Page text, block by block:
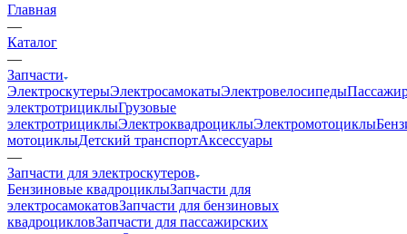
Главная
—
Каталог
—
Запчасти
ЭлектроскутерыЭлектросамокатыЭлектровелосипеды
электротрициклыГрузовые
электротрициклыЭлектроквадроциклыЭлектромотоциклы
мотоциклыДетский транспортАксессуары
—
Запчасти для электроскутеров
Бензиновые квадроциклыЗапчасти для
электросамокатовЗапчасти для бензиновых
квадроцикловЗапчасти для пассажирских